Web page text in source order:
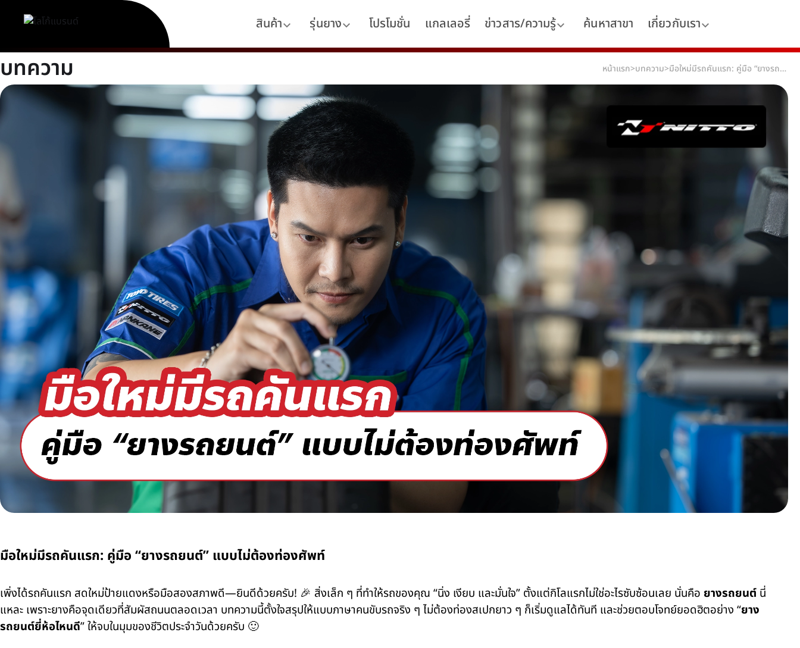
สินค้า รุ่นยาง โปรโมชั่น แกลเลอรี่ ข่าวสาร/ความรู้ ค้นหาสาขา เกี่ยวกับเรา
บทความ หน้าแรก>บทความ> มือใหม่มีรถคันแรก: คู่มือ “ยางรถยนต์” แบบไม่ต้องท่องศัพท์
มือใหม่มีรถคันแรก: คู่มือ “ยางรถยนต์” แบบไม่ต้องท่องศัพท์
เพิ่งได้รถคันแรก สดใหม่ป้ายแดงหรือมือสองสภาพดี—ยินดีด้วยครับ! 🎉 สิ่งเล็ก ๆ ที่ทำให้รถของคุณ “นิ่ง เงียบ และมั่นใจ” ตั้งแต่กิโลแรกไม่ใช่อะไรซับซ้อนเลย นั่นคือ ยางรถยนต์ นี่
แหละ เพราะยางคือจุดเดียวที่สัมผัสถนนตลอดเวลา บทความนี้ตั้งใจสรุปให้แบบภาษาคนขับรถจริง ๆ ไม่ต้องท่องสเปกยาว ๆ ก็เริ่มดูแลได้ทันที และช่วยตอบโจทย์ยอดฮิตอย่าง “ยาง
รถยนต์ยี่ห้อไหนดี” ให้จบในมุมของชีวิตประจำวันด้วยครับ 🙂